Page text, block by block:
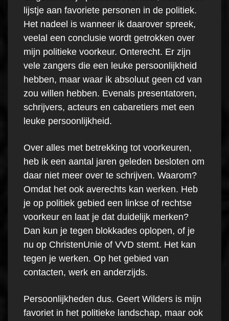
lijstje aan favoriete personen in de politiek.
Het nadeel is wanneer ik daarover spreek,
veelal een conclusie wordt getrokken over
mijn politieke voorkeur. Onterecht. Er zijn
vele zangers die een leuke persoonlijkheid
hebben, maar waar ik absoluut geen cd van
zou willen hebben. Evenals presentatoren,
schrijvers, acteurs en cabaretiers met een
leuke persoonlijkheid.
Over alles met betrekking tot voorkeuren,
heb ik een aantal jaren geleden besloten om
daar niet meer over te schrijven. Waarom?
Omdat het ook averechts kan werken. Heb
je op politiek gebied een linkse of rechtse
voorkeur en laat je dat duidelijk merken?
Dan kun je tegen blokkades oplopen, of je
nu op ChristenUnie of VVD stemt. Het kan
tegen je werken. Op het gebied van
contacten, werk en anderzijds.
Persoonlijkheden dus. Geert Wilders is mijn
favoriet in het politieke landschap, maar ook